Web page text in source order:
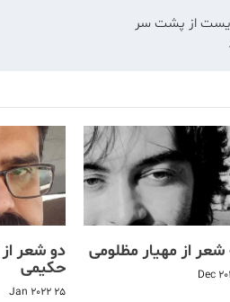
زیست از پشت سر
از مهیار مظلومی دو شعر از
حکیمی
25 Jan 2022